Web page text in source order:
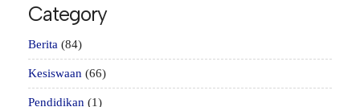
Category
Berita (84)
Kesiswaan (66)
Pendidikan (1)